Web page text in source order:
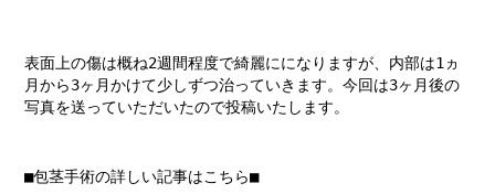
表面上の傷は概ね2週間程度で綺麗にになりますが、内部は1ヵ
月から3ヶ月かけて少しずつ治っていきます。今回は3ヶ月後の
写真を送っていただいたので投稿いたします。
■包茎手術の詳しい記事はこちら■